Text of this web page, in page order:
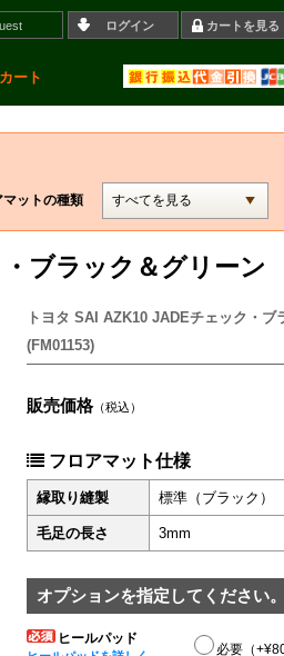
ログイン カートを見る
カート
マットの種類
ブラック＆グリーン
トヨタ SAI AZK10 JADEチェック・ブ
(FM01153)
販売価格（税込）
フロアマット仕様
縁取り縫製 標準（ブラック）
毛足の長さ 3mm
オプションを指定してください。
ヒールパッド
必要（